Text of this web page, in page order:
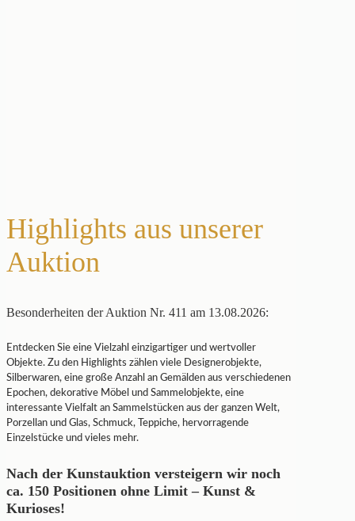
Highlights aus unserer
Auktion
Besonderheiten der Auktion Nr. 411 am 13.08.2026:
Entdecken Sie eine Vielzahl einzigartiger und wertvoller
Objekte. Zu den Highlights zählen viele Designerobjekte,
Silberwaren, eine große Anzahl an Gemälden aus verschiedenen
Epochen, dekorative Möbel und Sammelobjekte, eine
interessante Vielfalt an Sammelstücken aus der ganzen Welt,
Porzellan und Glas, Schmuck, Teppiche, hervorragende
Einzelstücke und vieles mehr.
Nach der Kunstauktion versteigern wir noch
ca. 150 Positionen ohne Limit – Kunst &
Kurioses!